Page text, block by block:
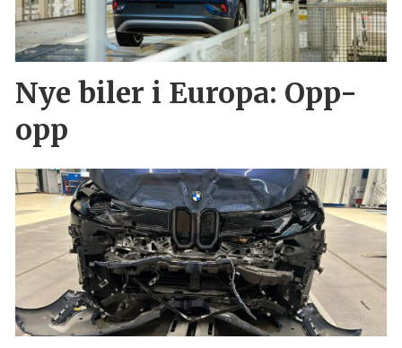
Nye biler i Europa: Opp-
opp